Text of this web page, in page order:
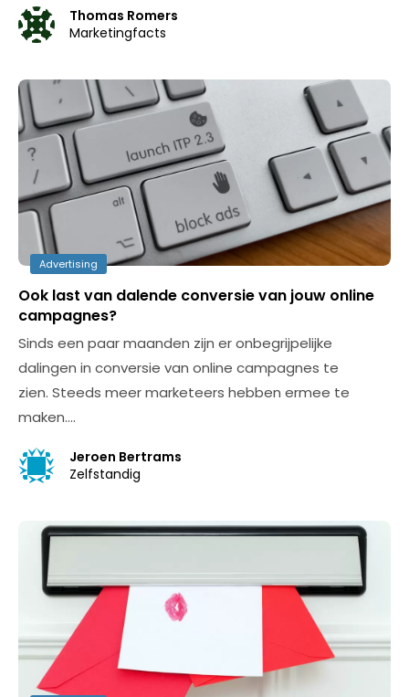
Thomas Romers
Marketingfacts
Advertising
Ook last van dalende conversie van jouw online
campagnes?
Sinds een paar maanden zijn er onbegrijpelijke
dalingen in conversie van online campagnes te
zien. Steeds meer marketeers hebben ermee te
maken.…
Jeroen Bertrams
Zelfstandig